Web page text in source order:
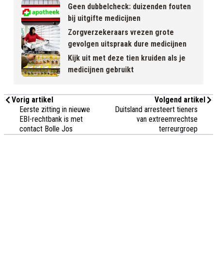
Geen dubbelcheck: duizenden fouten
bij uitgifte medicijnen
Zorgverzekeraars vrezen grote
gevolgen uitspraak dure medicijnen
Kijk uit met deze tien kruiden als je
medicijnen gebruikt
Vorig artikel
Eerste zitting in nieuwe
EBI-rechtbank is met
contact Bolle Jos
Volgend artikel
Duitsland arresteert tieners
van extreemrechtse
terreurgroep